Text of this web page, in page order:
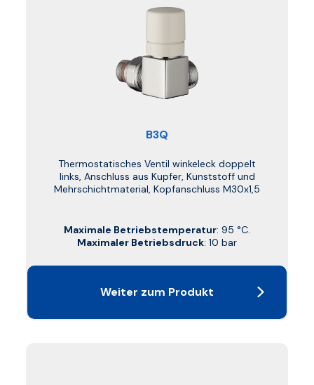
B3Q
Thermostatisches Ventil winkeleck doppelt
links, Anschluss aus Kupfer, Kunststoff und
Mehrschichtmaterial, Kopfanschluss M30x1,5
Maximale Betriebstemperatur: 95 °C.
Maximaler Betriebsdruck: 10 bar
Weiter zum Produkt